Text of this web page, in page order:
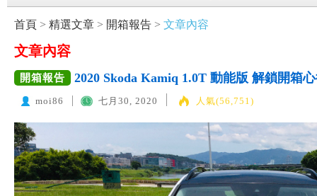
首頁 > 精選文章 > 開箱報告 > 文章內容
文章內容
開箱報告 2020 Skoda Kamiq 1.0T 動能版 解鎖開箱
moi86 七月30, 2020 人氣(56,751)